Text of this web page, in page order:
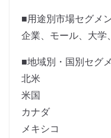
■用途別市場セグメ
企業、モール、大学
■地域別・国別セグ
北米
米国
カナダ
メキシコ